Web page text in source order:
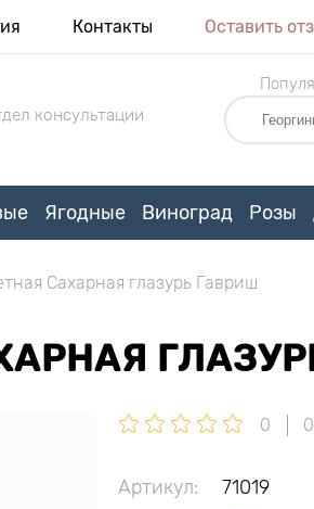
Контакты Оставить
консультации
Ягодные Виноград Розы
Сахарная глазурь Гавриш
0
Артикул:
71019